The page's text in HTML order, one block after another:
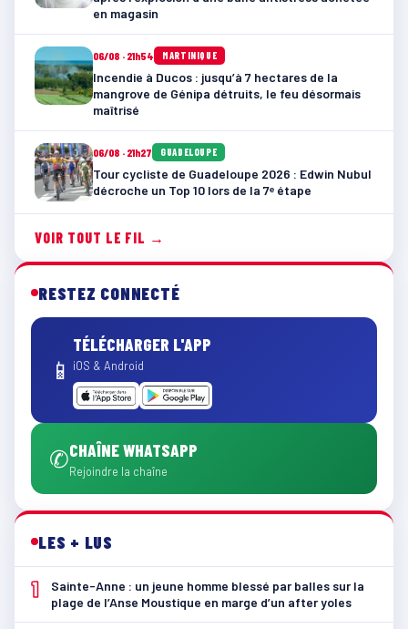
en magasin
06/08 · 21h54 MARTINIQUE
Incendie à Ducos : jusqu’à 7 hectares de la
mangrove de Génipa détruits, le feu désormais
maîtrisé
06/08 · 21h27 GUADELOUPE
Tour cycliste de Guadeloupe 2026 : Edwin Nubul
décroche un Top 10 lors de la 7ᵉ étape
VOIR TOUT LE FIL →
RESTEZ CONNECTÉ
📱
TÉLÉCHARGER L'APP
iOS & Android
✆CHAÎNE WHATSAPP
Rejoindre la chaîne
LES + LUS
1
Sainte-Anne : un jeune homme blessé par balles sur la
plage de l’Anse Moustique en marge d’un after yoles